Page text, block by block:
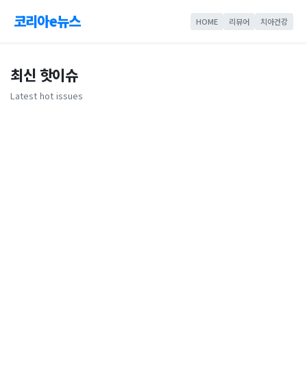
코리아e뉴스 HOME 리뷰어 치아건강
최신 핫이슈
Latest hot issues